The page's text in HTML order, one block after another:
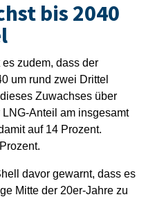
bis 2040
zudem, dass der
um rund zwei Drittel
Zuwachses über
Anteil am insgesamt
auf 14 Prozent.
davor gewarnt, dass es
Mitte der 20er-Jahre zu